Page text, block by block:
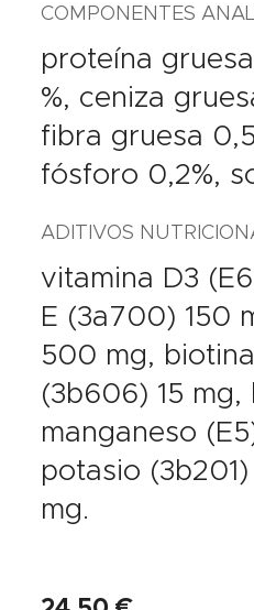
COMPONENTES
proteína
%, ceniza
fibra gruesa
fósforo 0,2%,
ADITIVOS
vitamina D3
E (3a700) 150
500 mg,
(3b606) 15 mg,
manganeso
potasio
mg.